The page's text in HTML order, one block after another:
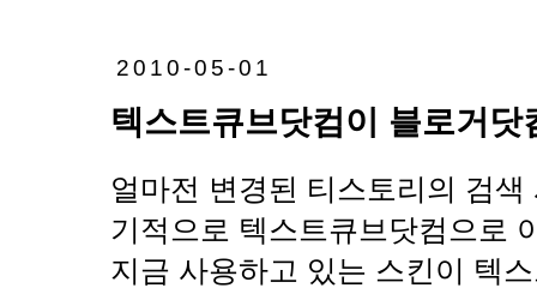
2010-05-01
텍스트큐브닷컴이 블로거
얼마전 변경된 티스토리의 검
기적으로 텍스트큐브닷컴으로
지금 사용하고 있는 스킨이 텍